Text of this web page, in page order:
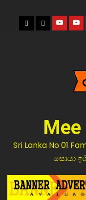
Sri Lanka No 01
සොයා